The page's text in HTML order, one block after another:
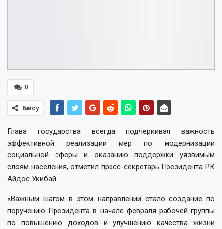
0
Бөлісу
Глава государства всегда подчеркивал важность
эффективной реализации мер по модернизации
социальной сферы и оказанию поддержки уязвимым
слоям населения, отметил пресс-секретарь Президента РК
Айдос Укибай.
«Важным шагом в этом направлении стало создание по
поручению Президента в начале февраля рабочей группы
по повышению доходов и улучшению качества жизни